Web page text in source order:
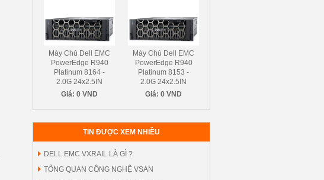
Máy Chủ Dell EMC
PowerEdge R940
Platinum 8164 -
2.0G 24x2.5IN
Giá: 0 VND
Máy Chủ Dell EMC
PowerEdge R940
Platinum 8153 -
2.0G 24x2.5IN
Giá: 0 VND
TIN ĐƯỢC XEM NHIỀU
DELL EMC VXRAIL LÀ GÌ ?
TỔNG QUAN CÔNG NGHỆ VSAN